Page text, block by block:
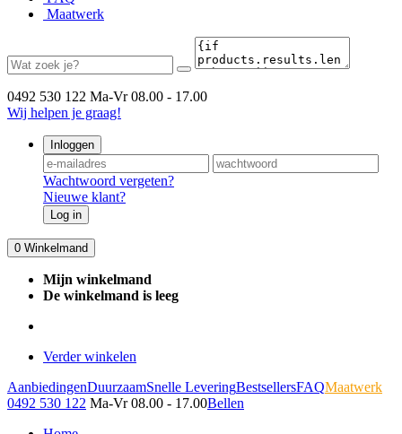
Maatwerk
0492 530 122 Ma-Vr 08.00 - 17.00
Wij helpen je graag!
Inloggen
Wachtwoord vergeten?
Nieuwe klant?
Log in
0 Winkelmand
Mijn winkelmand
De winkelmand is leeg
Verder winkelen
AanbiedingenDuurzaamSnelle LeveringBestsellersFAQMaatwerk
0492 530 122 Ma-Vr 08.00 - 17.00Bellen